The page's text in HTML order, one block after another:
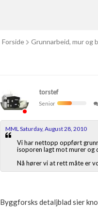
Forside Grunnarbeid, mur og
torstef
Senior
MML Saturday, August 28, 2010
Vi har nettopp oppført
isoporen lagt mot murer og
Nå hører vi at rett måte er
Byggforsks detaljblad sier